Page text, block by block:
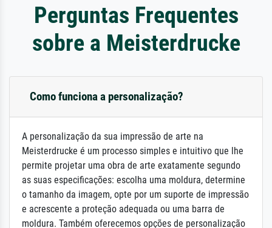
Perguntas Frequentes
sobre a Meisterdrucke
Como funciona a personalização?
A personalização da sua impressão de arte na
Meisterdrucke é um processo simples e intuitivo que lhe
permite projetar uma obra de arte exatamente segundo
as suas especificações: escolha uma moldura, determine
o tamanho da imagem, opte por um suporte de impressão
e acrescente a proteção adequada ou uma barra de
moldura. Também oferecemos opções de personalização